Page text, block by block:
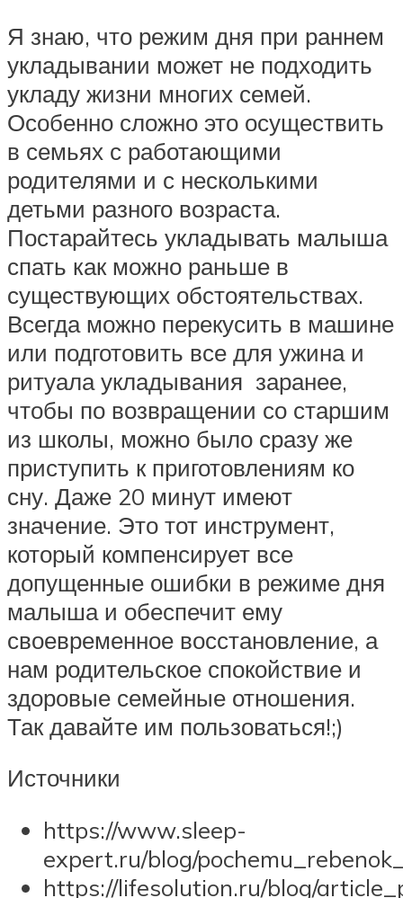
Я знаю, что режим дня при раннем
укладывании может не подходить
укладу жизни многих семей.
Особенно сложно это осуществить
в семьях с работающими
родителями и с несколькими
детьми разного возраста.
Постарайтесь укладывать малыша
спать как можно раньше в
существующих обстоятельствах.
Всегда можно перекусить в машине
или подготовить все для ужина и
ритуала укладывания заранее,
чтобы по возвращении со старшим
из школы, можно было сразу же
приступить к приготовлениям ко
сну. Даже 20 минут имеют
значение. Это тот инструмент,
который компенсирует все
допущенные ошибки в режиме дня
малыша и обеспечит ему
своевременное восстановление, а
нам родительское спокойствие и
здоровые семейные отношения.
Так давайте им пользоваться!;)
Источники
https://www.sleep-
expert.ru/blog/
https://lifesolution.ru/blog/